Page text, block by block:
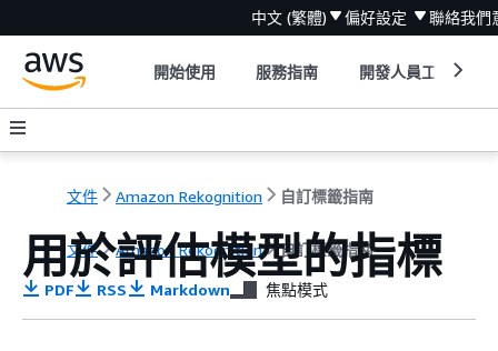
中文 (繁體) 偏好設定 聯絡我們
開始使用 服務指南 開發人員工具
文件 Amazon Rekognition 自訂標籤指南
文件 Amazon Rekognition 自訂標籤指南
用於評估模型的指標
PDF RSS Markdown 焦點模式